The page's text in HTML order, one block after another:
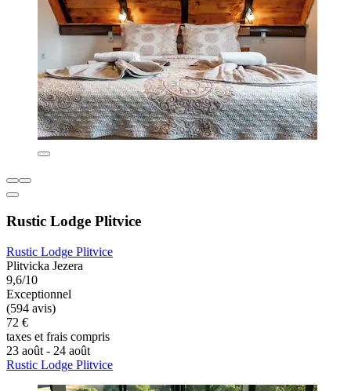
Rustic Lodge Plitvice
Rustic Lodge Plitvice
Plitvicka Jezera
9,6/10
Exceptionnel
(594 avis)
72 €
taxes et frais compris
23 août - 24 août
Rustic Lodge Plitvice